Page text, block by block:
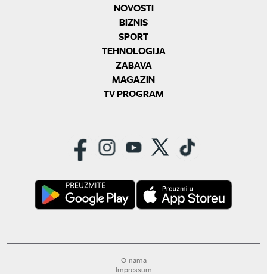
NOVOSTI
BIZNIS
SPORT
TEHNOLOGIJA
ZABAVA
MAGAZIN
TV PROGRAM
O nama
Impressum